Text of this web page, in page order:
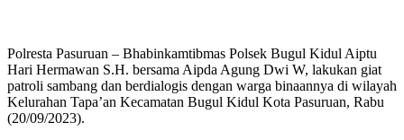
Polresta Pasuruan – Bhabinkamtibmas Polsek Bugul Kidul Aiptu
Hari Hermawan S.H. bersama Aipda Agung Dwi W, lakukan giat
patroli sambang dan berdialogis dengan warga binaannya di wilayah
Kelurahan Tapa’an Kecamatan Bugul Kidul Kota Pasuruan, Rabu
(20/09/2023).